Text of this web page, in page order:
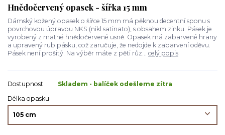
Hnědočervený opasek - šířka 15 mm
Dámský kožený opasek o šířce 15 mm má pěknou decentní sponu s
povrchovou úpravou NKS (nikl satinato), s obsahem zinku. Pásek je
vyrobený z matné hnědočervené usně. Opasek má zabarvené hrany
a upravený rub pásku, což zaručuje, že nedojde k zabarvení oděvu.
Pásek není prošitý. Na výběr máte z pěti růz... celý popis
Dostupnost
Skladem - balíček odešleme zítra
Délka opasku